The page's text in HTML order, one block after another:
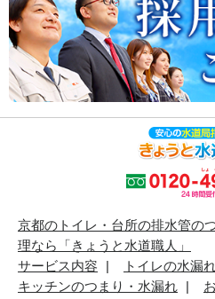
京都のトイレ・台所の排水管の
理なら「きょうと水道職人」
サービス内容
トイレの水漏
キッチンのつまり・水漏れ